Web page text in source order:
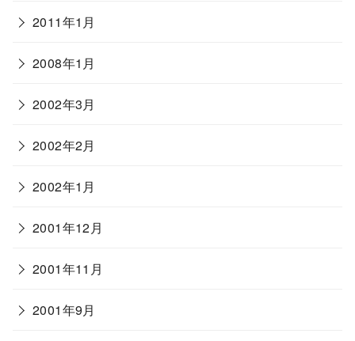
2011年1月
2008年1月
2002年3月
2002年2月
2002年1月
2001年12月
2001年11月
2001年9月